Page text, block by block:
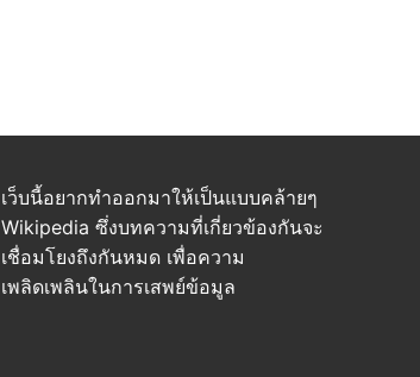
เว็บนี้อยากทำออกมาให้เป็นแบบคล้ายๆ
Wikipedia ซึ่งบทความที่เกี่ยวข้องกันจะ
เชื่อมโยงถึงกันหมด เพื่อความ
เพลิดเพลินในการเสพย์ข้อมูล